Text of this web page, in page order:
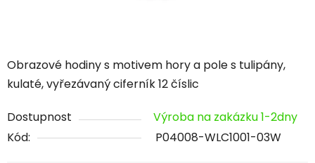
Obrazové hodiny s motivem hory a pole s tulipány,
kulaté, vyřezávaný ciferník 12 číslic
Dostupnost
Výroba na zakázku 1-2dny
Kód:
P04008-WLC1001-03W